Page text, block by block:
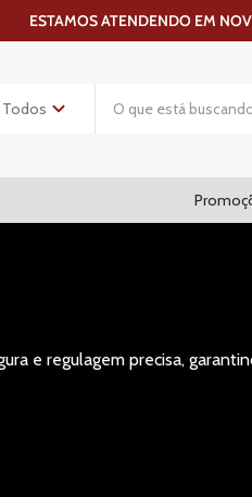
ESTAMOS ATENDENDO EM
e regulagem precisa,